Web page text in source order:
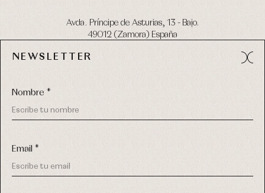
Avda. Príncipe de Asturias, 13 - Bajo.
49012 (Zamora) España
Tel: 980 049 683
NEWSLETTER
Nombre *
Email *